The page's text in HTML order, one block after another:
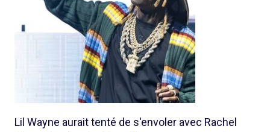
Lil Wayne aurait tenté de s'envoler avec Rachel